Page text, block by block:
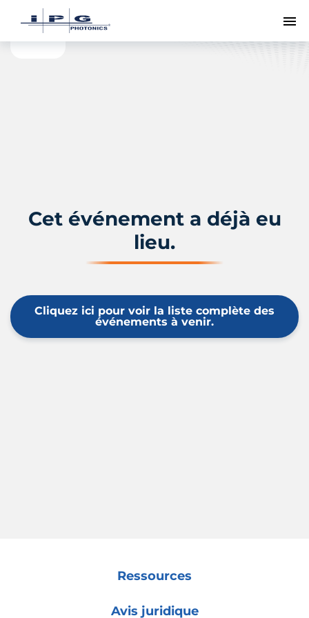
Cet événement a déjà eu
lieu.
Cliquez ici pour voir la liste complète des
événements à venir.
Ressources
Avis juridique